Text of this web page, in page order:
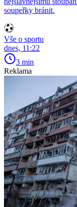
soupeřky bránit.
Vše o sportu
dnes, 11:22
3 min
Reklama